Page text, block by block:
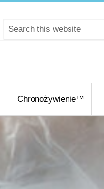
Chronożywienie™